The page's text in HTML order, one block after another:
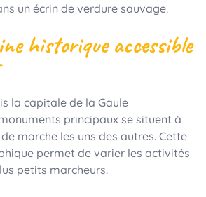
un écrin de verdure sauvage.
historique accessible
la capitale de la Gaule
principaux se situent à
marche les uns des autres. Cette
permet de varier les activités
petits marcheurs.